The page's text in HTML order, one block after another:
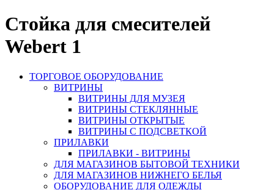
Стойка для смесителей
Webert 1
ТОРГОВОЕ ОБОРУДОВАНИЕ
ВИТРИНЫ
ВИТРИНЫ ДЛЯ МУЗЕЯ
ВИТРИНЫ СТЕКЛЯННЫЕ
ВИТРИНЫ ОТКРЫТЫЕ
ВИТРИНЫ С ПОДСВЕТКОЙ
ПРИЛАВКИ
ПРИЛАВКИ - ВИТРИНЫ
ДЛЯ МАГАЗИНОВ БЫТОВОЙ ТЕХНИКИ
ДЛЯ МАГАЗИНОВ НИЖНЕГО БЕЛЬЯ
ОБОРУДОВАНИЕ ДЛЯ ОДЕЖДЫ